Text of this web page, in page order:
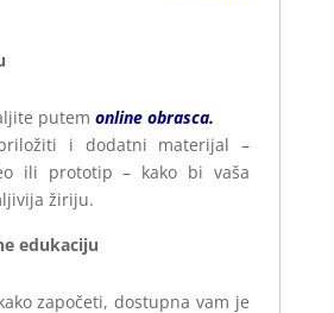
putem online obrasca.
i dodatni materijal –
ili prototip – kako bi vaša
žiriju.
edukaciju
započeti, dostupna vam je